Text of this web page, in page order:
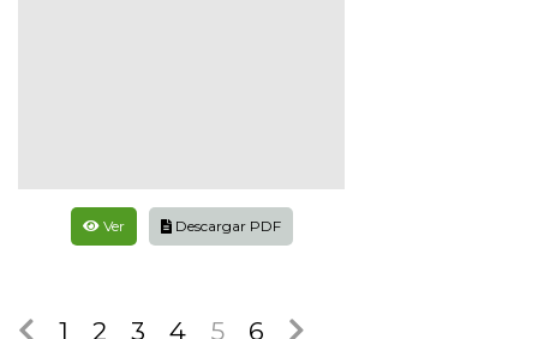
Ver Descargar PDF
1 2 3 4 5 6